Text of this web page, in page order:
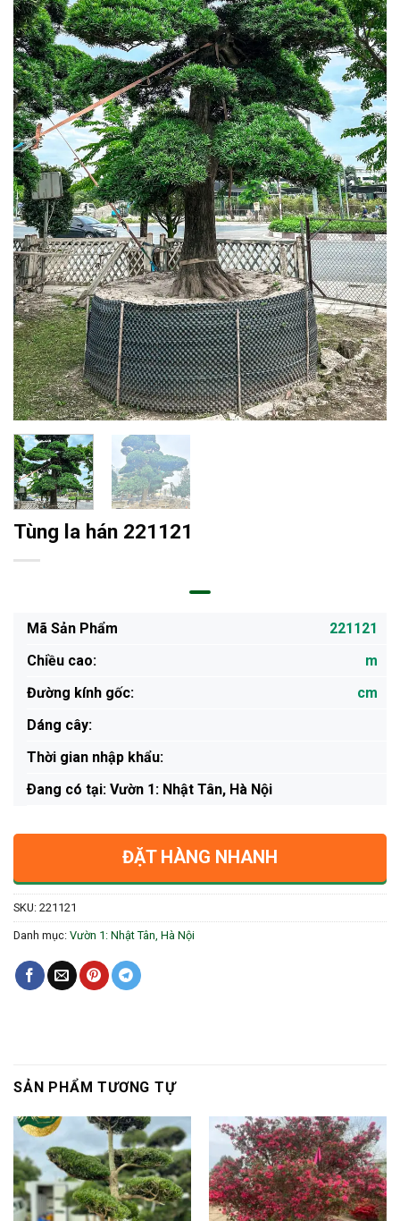
Tùng la hán 221121
Mã Sản Phẩm
221121
Chiều cao:
m
Đường kính gốc:
cm
Dáng cây:
Thời gian nhập khẩu:
Ðang có tại: Vườn 1: Nhật Tân, Hà Nội
ĐẶT HÀNG NHANH
SKU: 221121
Danh mục: Vườn 1: Nhật Tân, Hà Nội
SẢN PHẨM TƯƠNG TỰ